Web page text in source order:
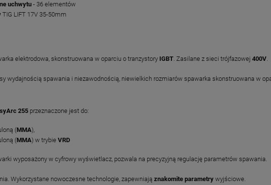
uchwytu - 36 elementów
TIG LIFT 17V 35-50mm
elektrodowa, skonstruowana w oparciu o tranzystory IGBT. Zasilane z sieci trójfazowej 400V.
wydajnością spawania i niezawodnością, niewielkich rozmiarów spawarka skonstruowana w
255 przeznaczone jest do:
(MMA),
(MMA) w trybie VRD
wyposażony w cyfrowy wyświetlacz, pozwala na precyzyjną regulację parametrów spawania.
Wykorzystane nowoczesne technologie, zapewniają znakomite parametry wyjściowe.